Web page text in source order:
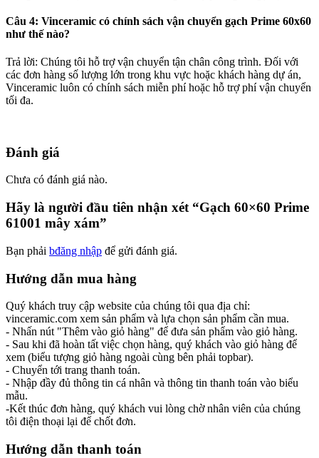
Câu 4: Vinceramic có chính sách vận chuyển gạch Prime 60x60
như thế nào?
Trả lời: Chúng tôi hỗ trợ vận chuyển tận chân công trình. Đối với
các đơn hàng số lượng lớn trong khu vực hoặc khách hàng dự án,
Vinceramic luôn có chính sách miễn phí hoặc hỗ trợ phí vận chuyển
tối đa.
Đánh giá
Chưa có đánh giá nào.
Hãy là người đầu tiên nhận xét “Gạch 60×60 Prime
61001 mây xám”
Bạn phải bđăng nhập để gửi đánh giá.
Hướng dẫn mua hàng
Quý khách truy cập website của chúng tôi qua địa chỉ:
vinceramic.com xem sản phẩm và lựa chọn sản phẩm cần mua.
- Nhấn nút "Thêm vào giỏ hàng" để đưa sản phẩm vào giỏ hàng.
- Sau khi đã hoàn tất việc chọn hàng, quý khách vào giỏ hàng để
xem (biểu tượng giỏ hàng ngoài cùng bên phải topbar).
- Chuyển tới trang thanh toán.
- Nhập đầy đủ thông tin cá nhân và thông tin thanh toán vào biểu
mẫu.
-Kết thúc đơn hàng, quý khách vui lòng chờ nhân viên của chúng
tôi điện thoại lại để chốt đơn.
Hướng dẫn thanh toán